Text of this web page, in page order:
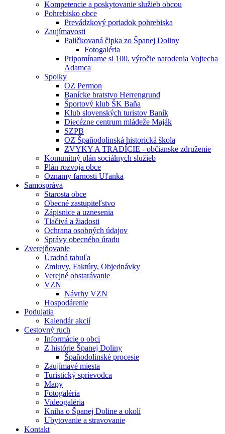
Kompetencie a poskytovanie služieb obcou
Pohrebisko obce
Prevádzkový poriadok pohrebiska
Zaujímavosti
Paličkovaná čipka zo Španej Doliny
Fotogaléria
Pripomíname si 100. výročie narodenia Vojtecha
Adamca
Spolky
OZ Permon
Banícke bratstvo Herrengrund
Športový klub ŠK Baňa
Klub slovenských turistov Baník
Diecézne centrum mládeže Maják
SZPB
OZ Špaňodolinská historická škola
ZVYKY A TRADÍCIE - občianske združenie
Komunitný plán sociálnych služieb
Plán rozvoja obce
Oznamy farnosti Uľanka
Samospráva
Starosta obce
Obecné zastupiteľstvo
Zápisnice a uznesenia
Tlačivá a žiadosti
Ochrana osobných údajov
Správy obecného úradu
Zverejňovanie
Úradná tabuľa
Zmluvy, Faktúry, Objednávky
Verejné obstarávanie
VZN
Návrhy VZN
Hospodárenie
Podujatia
Kalendár akcií
Cestovný ruch
Informácie o obci
Z histórie Španej Doliny
Špaňodolinské procesie
Zaujímavé miesta
Turistický sprievodca
Mapy
Fotogaléria
Videogaléria
Kniha o Španej Doline a okolí
Ubytovanie a stravovanie
Kontakt